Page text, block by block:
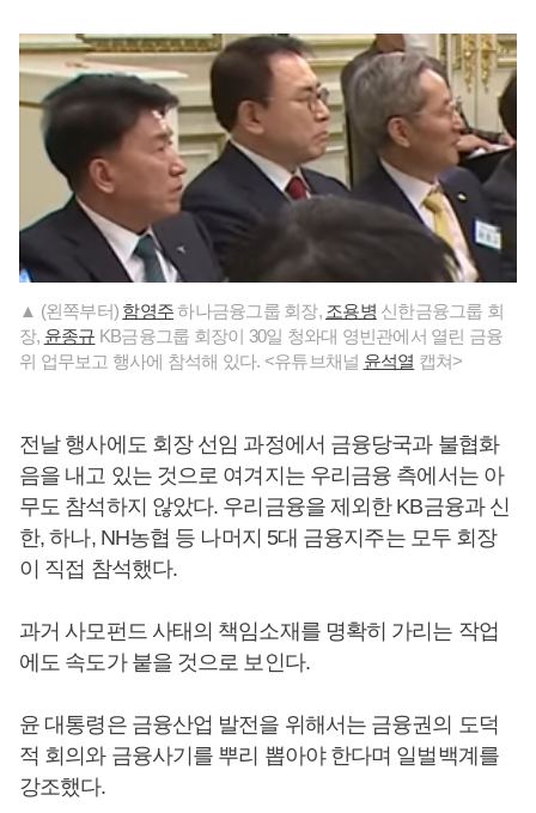
▲ (왼쪽부터) 함영주하나금융그룹 회장, 조용병 신한금융그룹 회
장, 윤종규 KB금융그룹 회장이 30일 청와대 영빈관에서 열린 금융
위 업무보고 행사에 참석해 있다. <유튜브채널 윤석열 캡쳐>
전날 행사에도 회장 선임 과정에서 금융당국과 불협화
음을 내고 있는 것으로 여겨지는 우리금융 측에서는 아
무도 참석하지 않았다. 우리금융을 제외한 KB금융과 신
한, 하나, NH농협 등 나머지 5대 금융지주는 모두 회장
이 직접 참석했다.
과거 사모펀드 사태의 책임소재를 명확히 가리는 작업
에도 속도가 붙을 것으로 보인다.
윤 대통령은 금융산업 발전을 위해서는 금융권의 도덕
적 회의와 금융사기를 뿌리 뽑아야 한다며 일벌백계를
강조했다.